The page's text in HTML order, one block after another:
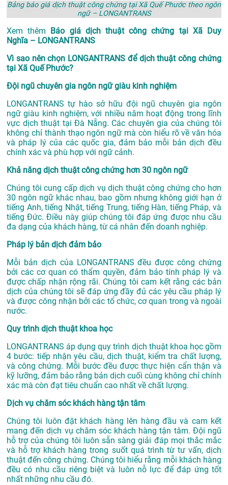
Bảng báo giá dịch thuật công chứng tại Xã Quế Phước theo ngôn
ngữ – LONGANTRANS
Xem thêm
Báo giá dịch thuật công chứng tại Xã Duy
Nghĩa – LONGANTRANS
Vì sao nên chọn LONGANTRANS để dịch thuật công chứng
tại Xã Quế Phước?
Đội ngũ chuyên gia ngôn ngữ giàu kinh nghiệm
LONGANTRANS tự hào sở hữu đội ngũ chuyên gia ngôn
ngữ giàu kinh nghiệm, với nhiều năm hoạt động trong lĩnh
vực dịch thuật tại Đà Nẵng. Các chuyên gia của chúng tôi
không chỉ thành thạo ngôn ngữ mà còn hiểu rõ về văn hóa
và pháp lý của các quốc gia, đảm bảo mỗi bản dịch đều
chính xác và phù hợp với ngữ cảnh.
Khả năng dịch thuật công chứng hơn 30 ngôn ngữ
Chúng tôi cung cấp dịch vụ dịch thuật công chứng cho hơn
30 ngôn ngữ khác nhau, bao gồm nhưng không giới hạn ở
tiếng Anh, tiếng Nhật, tiếng Trung, tiếng Hàn, tiếng Pháp, và
tiếng Đức. Điều này giúp chúng tôi đáp ứng được nhu cầu
đa dạng của khách hàng, từ cá nhân đến doanh nghiệp.
Pháp lý bản dịch đảm bảo
Mỗi bản dịch của LONGANTRANS đều được công chứng
bởi các cơ quan có thẩm quyền, đảm bảo tính pháp lý và
được chấp nhận rộng rãi. Chúng tôi cam kết rằng các bản
dịch của chúng tôi sẽ đáp ứng đầy đủ các yêu cầu pháp lý
và được công nhận bởi các tổ chức, cơ quan trong và ngoài
nước.
Quy trình dịch thuật khoa học
LONGANTRANS áp dụng quy trình dịch thuật khoa học gồm
4 bước: tiếp nhận yêu cầu, dịch thuật, kiểm tra chất lượng,
và công chứng. Mỗi bước đều được thực hiện cẩn thận và
kỹ lưỡng, đảm bảo rằng bản dịch cuối cùng không chỉ chính
xác mà còn đạt tiêu chuẩn cao nhất về chất lượng.
Dịch vụ chăm sóc khách hàng tận tâm
Chúng tôi luôn đặt khách hàng lên hàng đầu và cam kết
mang đến dịch vụ chăm sóc khách hàng tận tâm. Đội ngũ
hỗ trợ của chúng tôi luôn sẵn sàng giải đáp mọi thắc mắc
và hỗ trợ khách hàng trong suốt quá trình từ tư vấn, dịch
thuật đến công chứng. Chúng tôi hiểu rằng mỗi khách hàng
đều có nhu cầu riêng biệt và luôn nỗ lực để đáp ứng tốt
nhất những nhu cầu đó.